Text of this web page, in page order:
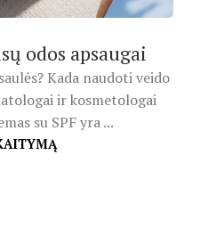
odos apsaugai
Kada naudoti veido
ir kosmetologai
su SPF yra ...